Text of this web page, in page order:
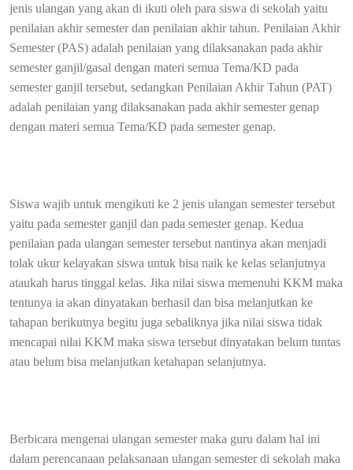
jenis ulangan yang akan di ikuti oleh para siswa di sekolah yaitu
penilaian akhir semester dan penilaian akhir tahun. Penilaian Akhir
Semester (PAS) adalah penilaian yang dilaksanakan pada akhir
semester ganjil/gasal dengan materi semua Tema/KD pada
semester ganjil tersebut, sedangkan Penilaian Akhir Tahun (PAT)
adalah penilaian yang dilaksanakan pada akhir semester genap
dengan materi semua Tema/KD pada semester genap.
Siswa wajib untuk mengikuti ke 2 jenis ulangan semester tersebut
yaitu pada semester ganjil dan pada semester genap. Kedua
penilaian pada ulangan semester tersebut nantinya akan menjadi
tolak ukur kelayakan siswa untuk bisa naik ke kelas selanjutnya
ataukah harus tinggal kelas. Jika nilai siswa memenuhi KKM maka
tentunya ia akan dinyatakan berhasil dan bisa melanjutkan ke
tahapan berikutnya begitu juga sebaliknya jika nilai siswa tidak
mencapai nilai KKM maka siswa tersebut dinyatakan belum tuntas
atau belum bisa melanjutkan ketahapan selanjutnya.
Berbicara mengenai ulangan semester maka guru dalam hal ini
dalam perencanaan pelaksanaan ulangan semester di sekolah maka